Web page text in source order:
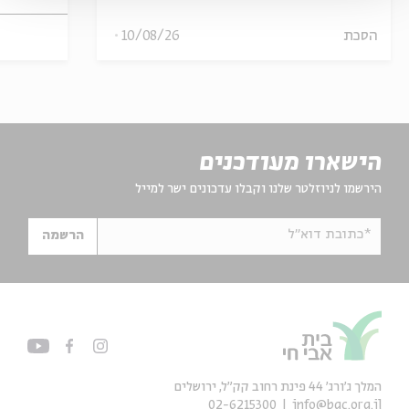
הסכת 10/08/26
הישארו מעודכנים
הירשמו לניוזלטר שלנו וקבלו עדכונים ישר למייל
*כתובת דוא"ל הרשמה
המלך ג'ורג' 44 פינת רחוב קק״ל, ירושלים
info@bac.org.il
02-6215300